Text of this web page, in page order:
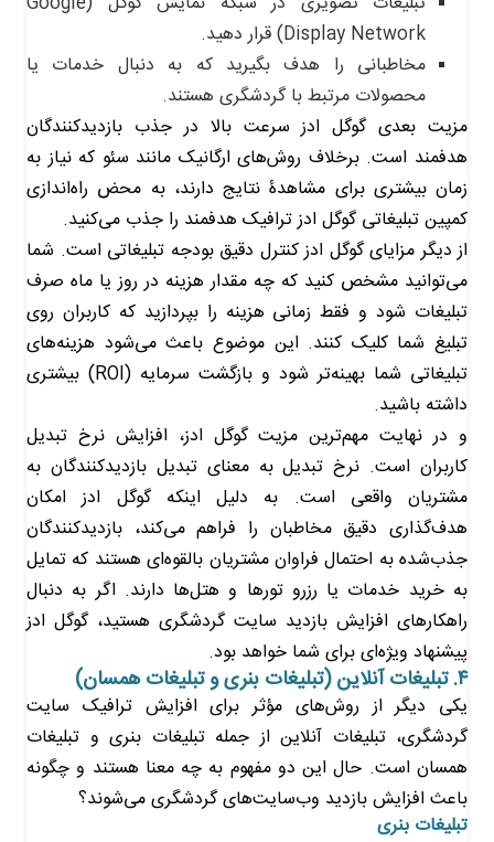
Display Network) قرار دهید.
مخاطبانی را هدف بگیرید که به دنبال خدمات یا
محصولات مرتبط با گردشگری هستند.
مزیت بعدی گوگل ادز سرعت بالا در جذب بازدیدکنندگان
هدفمند است. برخلاف روش‌های ارگانیک مانند سئو که نیاز به
زمان بیشتری برای مشاهدۀ نتایج دارند، به محض راه‌اندازی
کمپین تبلیغاتی گوگل ادز ترافیک هدفمند را جذب می‌کنید.
از دیگر مزایای گوگل ادز کنترل دقیق بودجه تبلیغاتی است. شما
می‌توانید مشخص کنید که چه مقدار هزینه در روز یا ماه صرف
تبلیغات شود و فقط زمانی هزینه را بپردازید که کاربران روی
تبلیغ شما کلیک کنند. این موضوع باعث می‌شود هزینه‌های
تبلیغاتی شما بهینه‌تر شود و بازگشت سرمایه (ROI) بیشتری
داشته باشید.
و در نهایت مهم‌ترین مزیت گوگل ادز، افزایش نرخ تبدیل
کاربران است. نرخ تبدیل به معنای تبدیل بازدیدکنندگان به
مشتریان واقعی است. به دلیل اینکه گوگل ادز امکان
هدف‌گذاری دقیق مخاطبان را فراهم می‌کند، بازدیدکنندگان
جذب‌شده به احتمال فراوان مشتریان بالقوه‌ای هستند که تمایل
به خرید خدمات یا رزرو تورها و هتل‌ها دارند. اگر به دنبال
راهکارهای افزایش بازدید سایت‌ گردشگری هستید، گوگل ادز
پیشنهاد ویژه‌ای برای شما خواهد بود.
۴. تبلیغات آنلاین (تبلیغات بنری و تبلیغات همسان)
یکی دیگر از روش‌های مؤثر برای افزایش ترافیک سایت
گردشگری، تبلیغات آنلاین از جمله تبلیغات بنری و تبلیغات
همسان است. حال این دو مفهوم به چه معنا هستند و چگونه
باعث افزایش بازدید وب‌سایت‌های گردشگری می‌شوند؟
تبلیغات بنری